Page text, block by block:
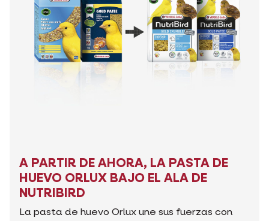
A PARTIR DE AHORA, LA PASTA DE
HUEVO ORLUX BAJO EL ALA DE
NUTRIBIRD
La pasta de huevo Orlux une sus fuerzas con